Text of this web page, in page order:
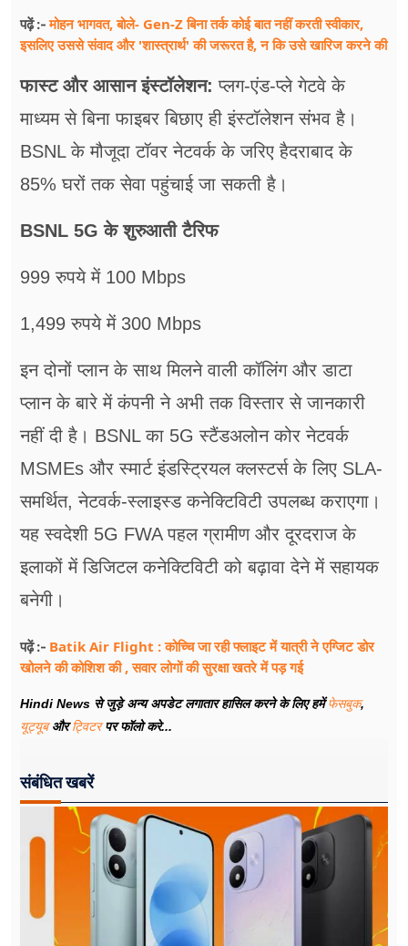
पढ़ें :-मोहन भागवत, बोले- Gen-Z बिना तर्क कोई बात नहीं करती स्वीकार,
इसलिए उससे संवाद और 'शास्त्रार्थ' की जरूरत है, न कि उसे खारिज करने की
फास्ट और आसान इंस्टॉलेशन: प्लग-एंड-प्ले गेटवे के
माध्यम से बिना फाइबर बिछाए ही इंस्टॉलेशन संभव है।
BSNL के मौजूदा टॉवर नेटवर्क के जरिए हैदराबाद के
85% घरों तक सेवा पहुंचाई जा सकती है।
BSNL 5G के शुरुआती टैरिफ
999 रुपये में 100 Mbps
1,499 रुपये में 300 Mbps
इन दोनों प्लान के साथ मिलने वाली कॉलिंग और डाटा
प्लान के बारे में कंपनी ने अभी तक विस्तार से जानकारी
नहीं दी है। BSNL का 5G स्टैंडअलोन कोर नेटवर्क
MSMEs और स्मार्ट इंडस्ट्रियल क्लस्टर्स के लिए SLA-
समर्थित, नेटवर्क-स्लाइस्ड कनेक्टिविटी उपलब्ध कराएगा।
यह स्वदेशी 5G FWA पहल ग्रामीण और दूरदराज के
इलाकों में डिजिटल कनेक्टिविटी को बढ़ावा देने में सहायक
बनेगी।
पढ़ें :- Batik Air Flight : कोच्चि जा रही फ्लाइट में यात्री ने एग्जिट डोर
खोलने की कोशिश की , सवार लोगों की सुरक्षा खतरे में पड़ गई
Hindi News से जुड़े अन्य अपडेट लगातार हासिल करने के लिए हमेंफेसबुक,
यूट्यूबऔरट्विटरपर फॉलो करे...
संबंधित खबरें